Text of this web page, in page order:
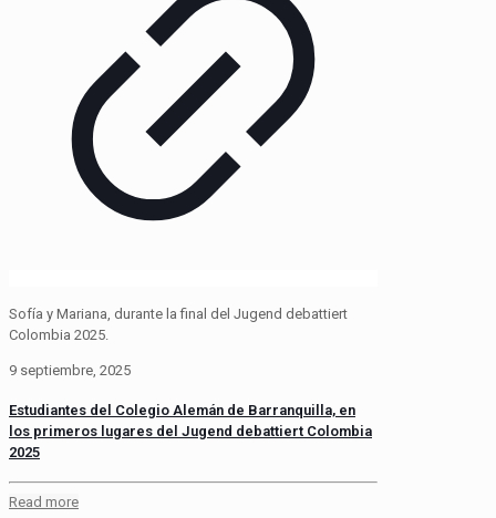
Sofía y Mariana, durante la final del Jugend debattiert
Colombia 2025.
9 septiembre, 2025
Estudiantes del Colegio Alemán de Barranquilla, en
los primeros lugares del Jugend debattiert Colombia
2025
Read more